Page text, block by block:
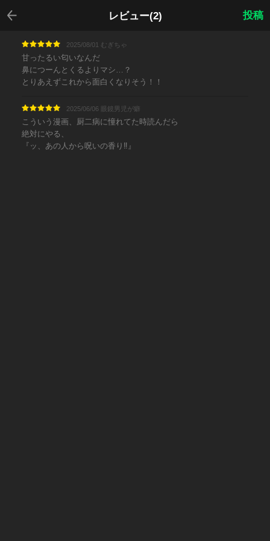
レビュー(2)
戻る
投稿
2025/08/01 むぎちゃ
甘ったるい匂いなんだ
鼻につーんとくるよりマシ…？
とりあえずこれから面白くなりそう！！
2025/06/06 眼鏡男児が癖
こういう漫画、厨二病に憧れてた時読んだら
絶対にやる、
『ッ、あの人から呪いの香り‼︎』